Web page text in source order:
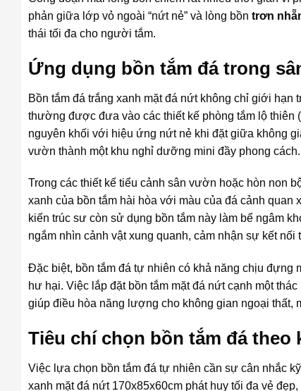
phản giữa lớp vỏ ngoài “nứt nẻ” và lòng bồn trơn
thái tối đa cho người tắm.
Ứng dụng bồn tắm đá trong
Bồn tắm đá trắng xanh mặt đá nứt không chỉ giới
thường được đưa vào các thiết kế phòng tắm lộ thiên
nguyên khối với hiệu ứng nứt nẻ khi đặt giữa không
vườn thành một khu nghỉ dưỡng mini đầy phong cách.
Trong các thiết kế tiểu cảnh sân vườn hoặc hòn non
xanh của bồn tắm hài hòa với màu của đá cảnh
kiến trúc sư còn sử dụng bồn tắm này làm bể ngâm
ngắm nhìn cảnh vật xung quanh, cảm nhận sự kết nối
Đặc biệt, bồn tắm đá tự nhiên có khả năng chịu đựng
hư hại. Việc lắp đặt bồn tắm mặt đá nứt cạnh một
giúp điều hòa năng lượng cho không gian ngoại thất,
Tiêu chí chọn bồn tắm đá theo
Việc lựa chọn bồn tắm đá tự nhiên cần sự cân nhắc
xanh mặt đá nứt 170x85x60cm phát huy tối đa vẻ